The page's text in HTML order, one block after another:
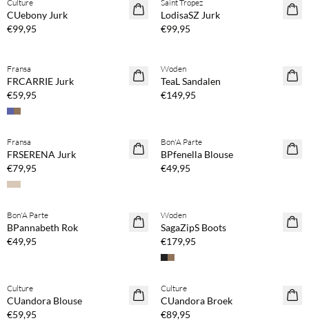
NEWS
Culture
CUebony Jurk
€99,95
NEWS
Saint Tropez
LodisaSZ Jurk
€99,95
NEWS
Fransa
FRCARRIE Jurk
€59,95
Woden
TeaL Sandalen
€149,95
NEWS
Koop min. 2 & bespaar 20%
Fransa
FRSERENA Jurk
€79,95
NEWS
Bon'A Parte
BPfenella Blouse
€49,95
NEWS
Koop min. 2 & bespaar 20%
Bon'A Parte
BPannabeth Rok
€49,95
Woden
SagaZipS Boots
€179,95
NEWS
Culture
CUandora Blouse
€59,95
NEWS
Koop min. 2 & bespaar 20%
Culture
CUandora Broek
€89,95